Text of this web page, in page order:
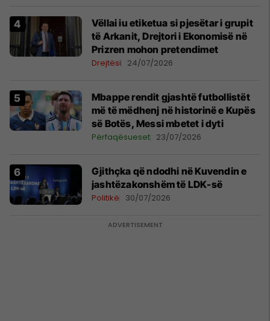
Vëllai iu etiketua si pjesëtar i grupit
të Arkanit, Drejtori i Ekonomisë në
Prizren mohon pretendimet
Drejtësi 24/07/2026
Mbappe rendit gjashtë futbollistët
më të mëdhenj në historinë e Kupës
së Botës, Messi mbetet i dyti
Përfaqësueset 23/07/2026
Gjithçka që ndodhi në Kuvendin e
jashtëzakonshëm të LDK-së
Politikë 30/07/2026